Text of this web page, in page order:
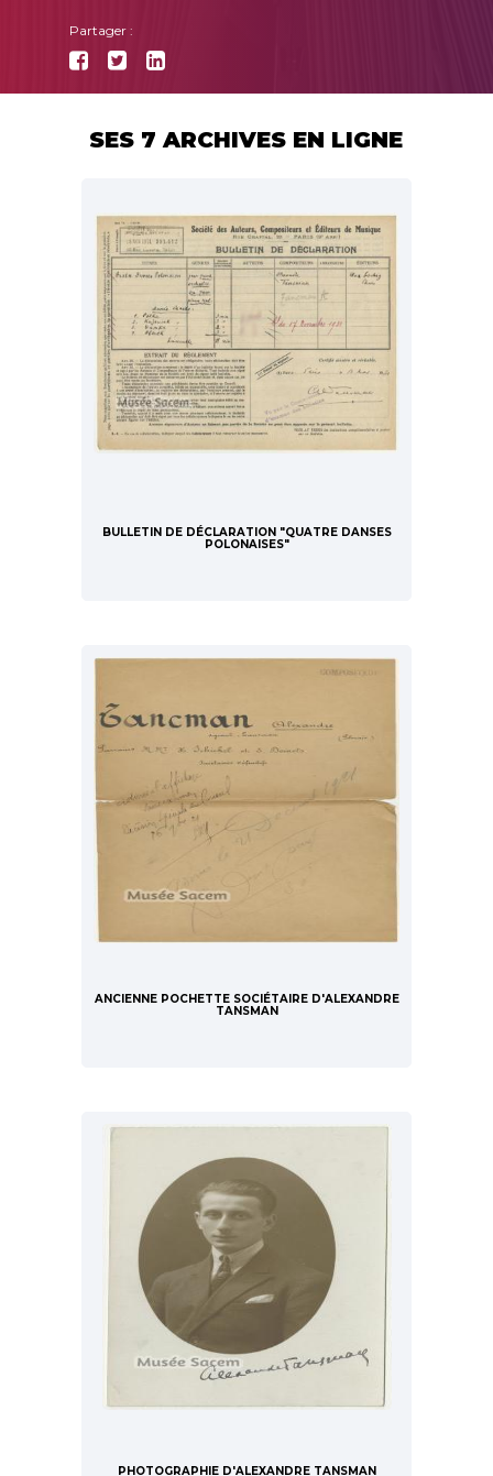
Partager :
SES 7 ARCHIVES EN LIGNE
BULLETIN DE DÉCLARATION "QUATRE DANSES
POLONAISES"
ANCIENNE POCHETTE SOCIÉTAIRE D'ALEXANDRE
TANSMAN
PHOTOGRAPHIE D'ALEXANDRE TANSMAN